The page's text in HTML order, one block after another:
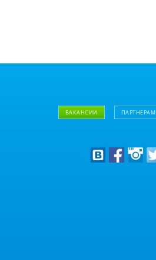
ВАКАНСИИ ПАРТНЕРАМ
Оптовым клиентам